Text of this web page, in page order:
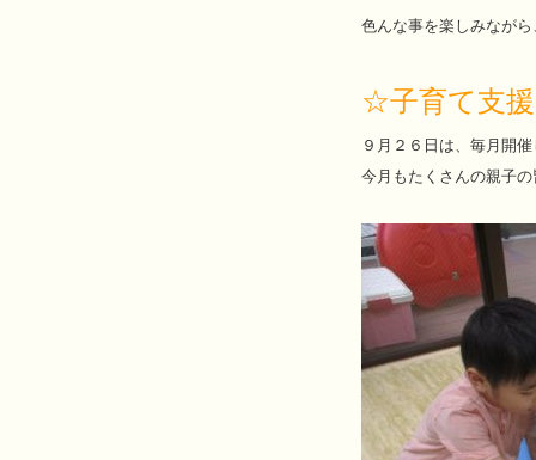
色んな事を楽しみなが
☆子育て支
９月２６日は、毎月開
今月もたくさんの親子